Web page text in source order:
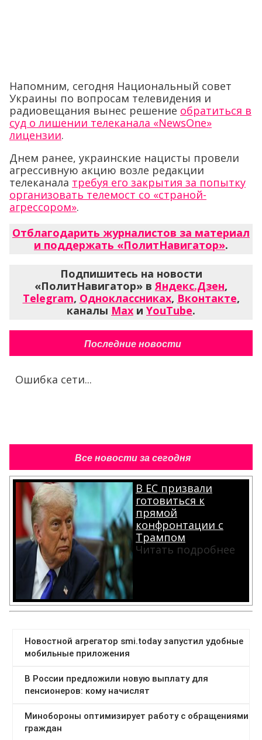
Напомним, сегодня Национальный совет
Украины по вопросам телевидения и
радиовещания вынес решение обратиться в
суд о лишении телеканала «NewsOne»
лицензии.
Днем ранее, украинские нацисты провели
агрессивную акцию возле редакции
телеканала требуя его закрытия за попытку
организовать телемост со «страной-
агрессором».
Отблагодарить журналистов за материал
и поддержать «ПолитНавигатор».
Подпишитесь на новости
«ПолитНавигатор» в Яндекс.Дзен,
Telegram, Одноклассниках, Вконтакте,
каналы Max и YouTube.
Последние новости
Ошибка сети...
Все новости за сегодня
В ЕС призвали
готовиться к
прямой
конфронтации с
Трампом
Читать подробнее